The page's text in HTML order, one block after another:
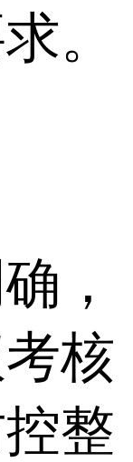
。
，
核
整